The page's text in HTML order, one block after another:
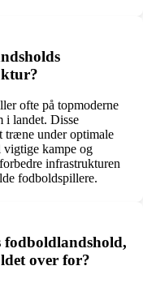
ofte på topmoderne
i landet. Disse
træne under optimale
kampe og
infrastrukturen
fodboldspillere.
over for?